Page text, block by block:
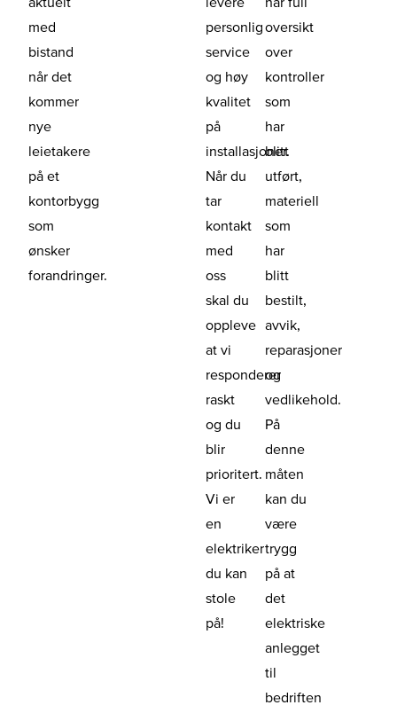
med
bistand
når det
kommer
nye
leietakere
på et
kontorbygg
som
ønsker
forandringer.
personlig
service
og høy
kvalitet
på
installasjoner.
Når du
tar
kontakt
med
oss
skal du
oppleve
at vi
responderer
raskt
og du
blir
prioritert.
Vi er
en
elektriker
du kan
stole
på!
oversikt
over
kontroller
som
har
blitt
utført,
materiell
som
har
blitt
bestilt,
avvik,
reparasjoner
og
vedlikehold.
På
denne
måten
kan du
være
trygg
på at
det
elektriske
anlegget
til
bedriften